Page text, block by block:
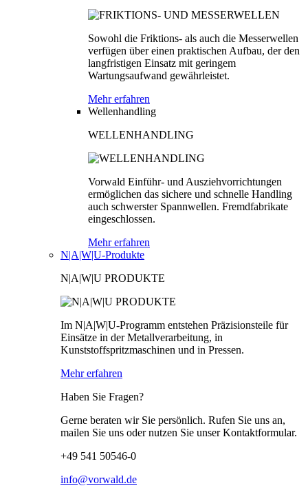
Sowohl die Friktions- als auch die Messerwellen
verfügen über einen praktischen Aufbau, der den
langfristigen Einsatz mit geringem
Wartungsaufwand gewährleistet.
Mehr erfahren
Wellenhandling
WELLENHANDLING
Vorwald Einführ- und Ausziehvorrichtungen
ermöglichen das sichere und schnelle Handling
auch schwerster Spannwellen. Fremdfabrikate
eingeschlossen.
Mehr erfahren
N|A|W|U-Produkte
N|A|W|U PRODUKTE
Im N|A|W|U-Programm entstehen Präzisionsteile für
Einsätze in der Metallverarbeitung, in
Kunststoffspritzmaschinen und in Pressen.
Mehr erfahren
Haben Sie Fragen?
Gerne beraten wir Sie persönlich. Rufen Sie uns an,
mailen Sie uns oder nutzen Sie unser Kontaktformular.
+49 541 50546-0
info@vorwald.de